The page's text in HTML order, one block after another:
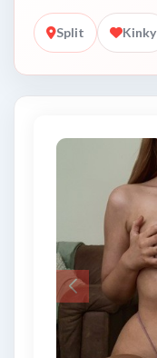
Split Kinky